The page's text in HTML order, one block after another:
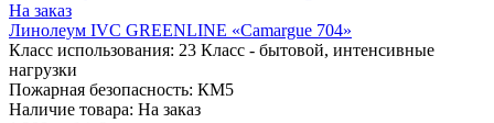
На заказ
Линолеум IVC GREENLINE «Camargue 704»
Класс использования: 23 Класс - бытовой, интенсивные
нагрузки
Пожарная безопасность: КМ5
Наличие товара: На заказ